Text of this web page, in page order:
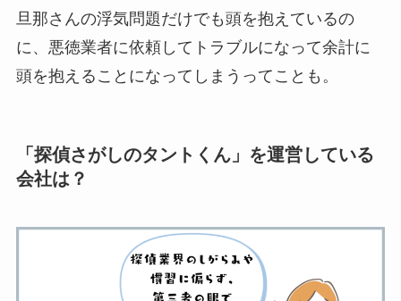
旦那さんの浮気問題だけでも頭を抱えているの
に、悪徳業者に依頼してトラブルになって余計に
頭を抱えることになってしまうってことも。
「探偵さがしのタントくん」を運営している
会社は？